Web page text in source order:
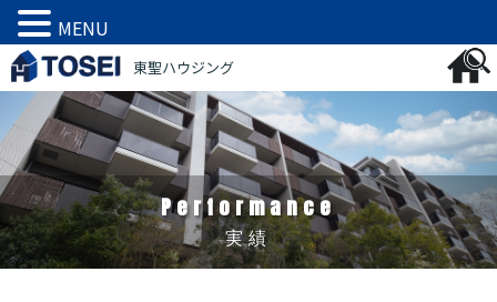
内
容
ス
キ
ッ
プ
東聖ハウジング
Performance
実績
MENU